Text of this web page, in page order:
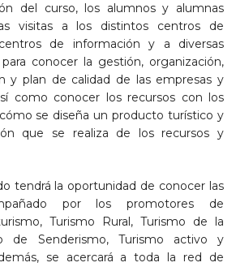
del curso, los alumnos y alumnas
visitas a los distintos centros de
de información y a diversas
conocer la gestión, organización,
y plan de calidad de las empresas y
como conocer los recursos con los
se diseña un producto turístico y
que se realiza de los recursos y
tendrá la oportunidad de conocer las
por los promotores de
Turismo Rural, Turismo de la
de Senderismo, Turismo activo y
se acercará a toda la red de